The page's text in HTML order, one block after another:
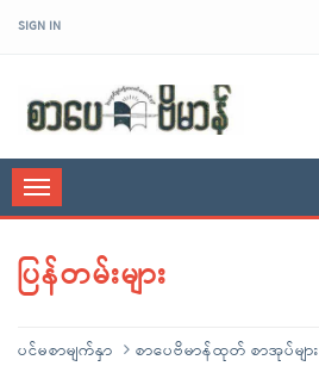
SIGN IN
Toggle
navigation
ပြန်တမ်းများ
ပင်မစာမျက်နှာ စာပေဗိမာန်ထုတ် စာအုပ်များ